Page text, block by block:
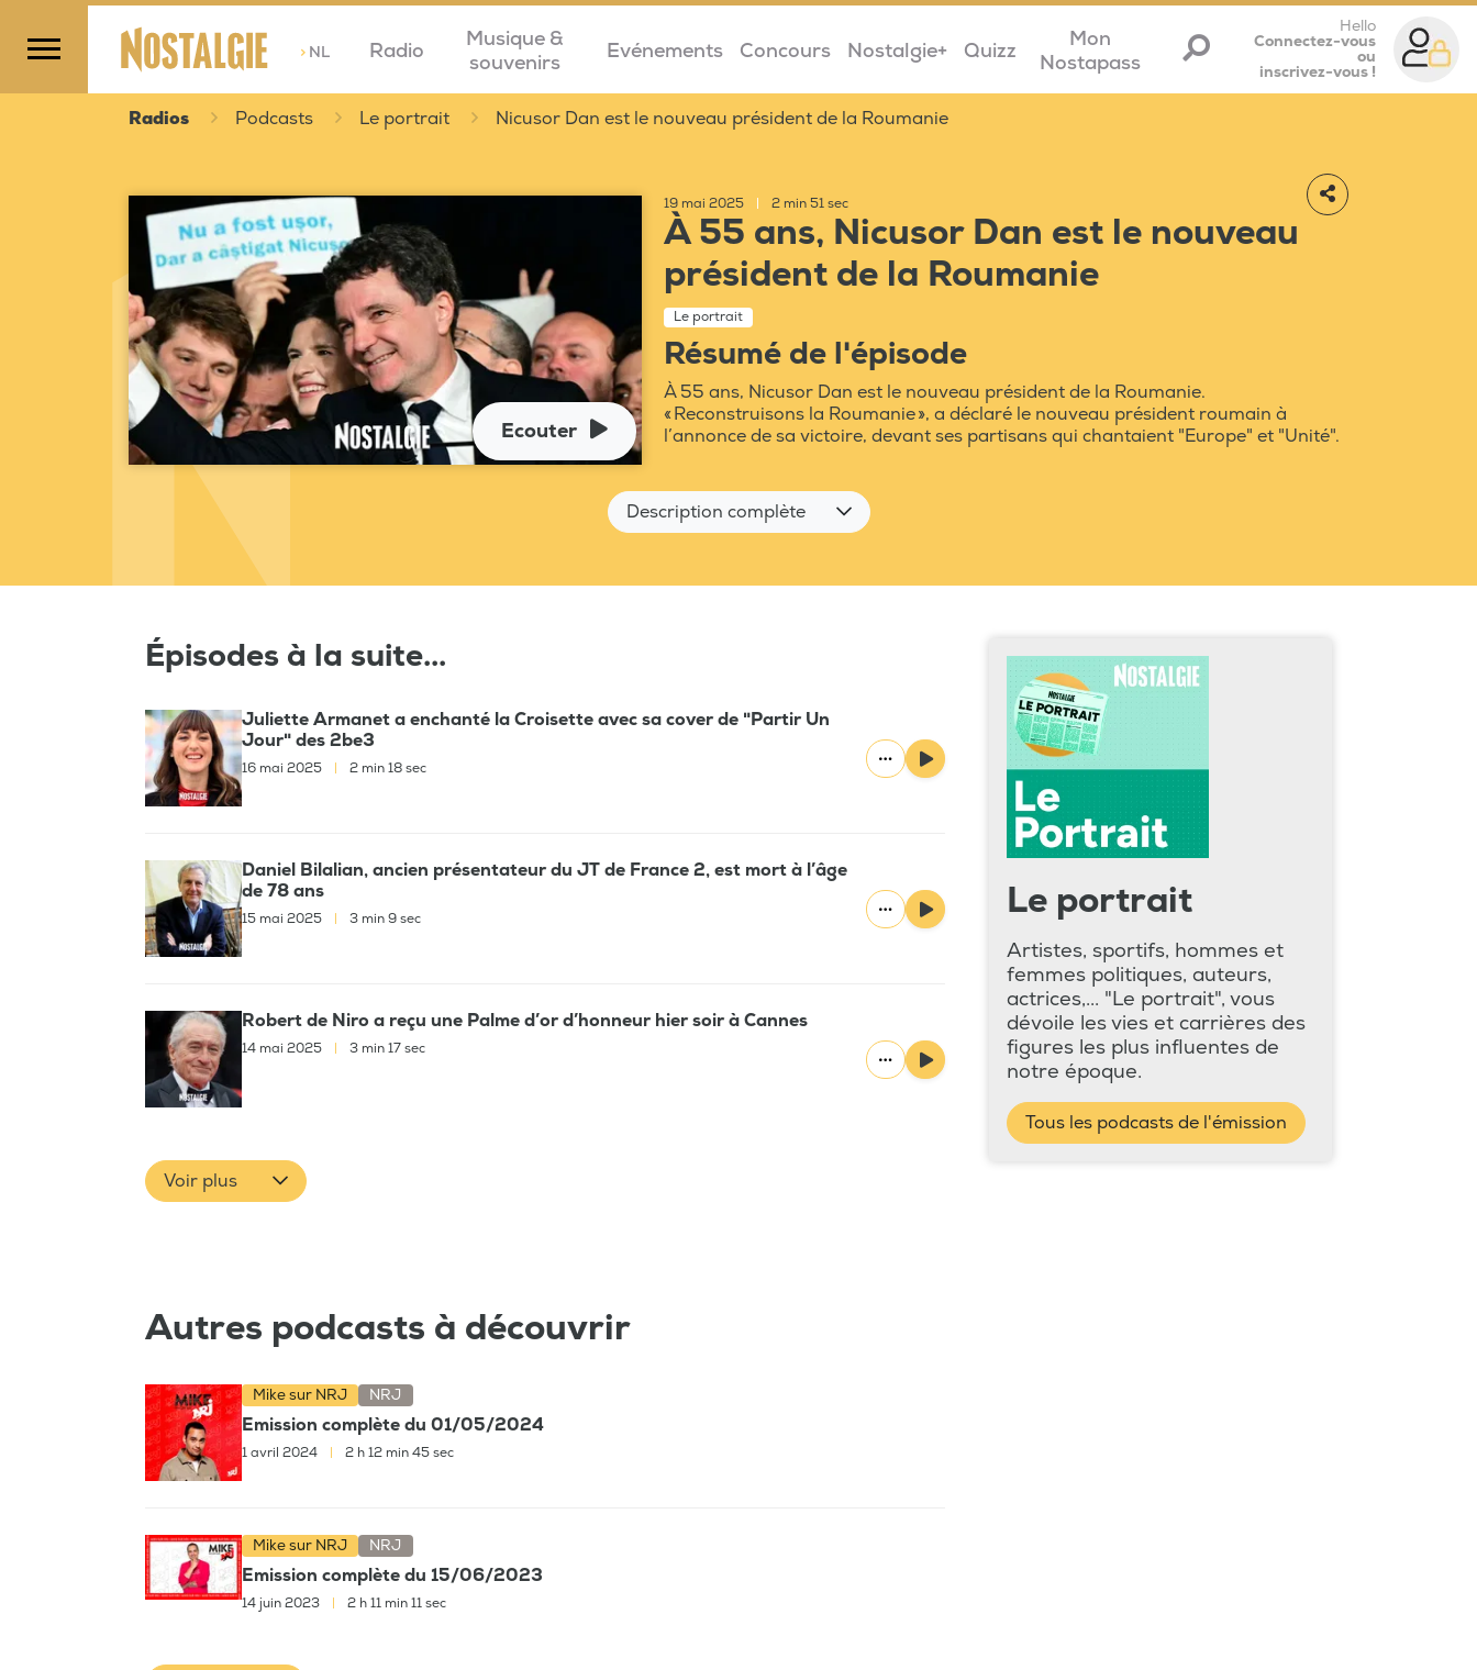
>NL Radio
Musique &
souvenirs
Evénements Concours Nostalgie+ Quizz
Mon
Nostapass
Hello
Connectez-vous
ou
inscrivez-vous !
Radios Podcasts Le portrait Nicusor Dan est le nouveau président de la Roumanie
Ecouter
19 mai 2025 2 min 51 sec
À 55 ans, Nicusor Dan est le nouveau
président de la Roumanie
Le portrait
Résumé de l'épisode
À 55 ans, Nicusor Dan est le nouveau président de la Roumanie.
« Reconstruisons la Roumanie », a déclaré le nouveau président roumain à
l’annonce de sa victoire, devant ses partisans qui chantaient "Europe" et "Unité".
Description complète
Épisodes à la suite...
Juliette Armanet a enchanté la Croisette avec sa cover de "Partir Un
Jour" des 2be3
16 mai 2025 2 min 18 sec
Daniel Bilalian, ancien présentateur du JT de France 2, est mort à l’âge
de 78 ans
15 mai 2025 3 min 9 sec
Robert de Niro a reçu une Palme d’or d’honneur hier soir à Cannes
14 mai 2025 3 min 17 sec
Voir plus
Le portrait
Artistes, sportifs, hommes et
femmes politiques, auteurs,
actrices,... "Le portrait", vous
dévoile les vies et carrières des
figures les plus influentes de
notre époque.
Tous les podcasts de l'émission
Autres podcasts à découvrir
Mike sur NRJ NRJ
Emission complète du 01/05/2024
1 avril 2024 2 h 12 min 45 sec
Mike sur NRJ NRJ
Emission complète du 15/06/2023
14 juin 2023 2 h 11 min 11 sec